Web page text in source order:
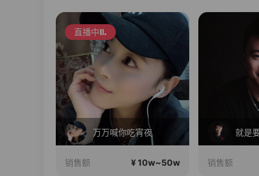
直播中
万万喊你吃宵夜
销售额 ¥ 10w~50w 销售额